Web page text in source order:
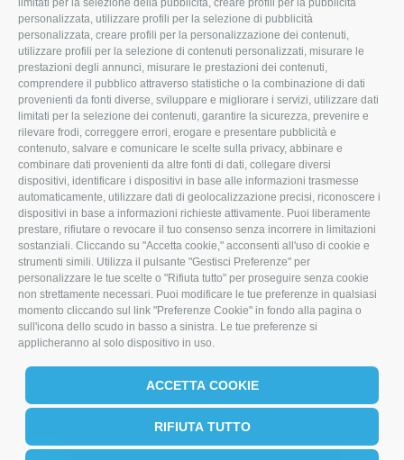
limitati per la selezione della pubblicità, creare profili per la pubblicità
personalizzata, utilizzare profili per la selezione di pubblicità
personalizzata, creare profili per la personalizzazione dei contenuti,
utilizzare profili per la selezione di contenuti personalizzati, misurare le
prestazioni degli annunci, misurare le prestazioni dei contenuti,
comprendere il pubblico attraverso statistiche o la combinazione di dati
provenienti da fonti diverse, sviluppare e migliorare i servizi, utilizzare dati
limitati per la selezione dei contenuti, garantire la sicurezza, prevenire e
rilevare frodi, correggere errori, erogare e presentare pubblicità e
contenuto, salvare e comunicare le scelte sulla privacy, abbinare e
combinare dati provenienti da altre fonti di dati, collegare diversi
dispositivi, identificare i dispositivi in base alle informazioni trasmesse
automaticamente, utilizzare dati di geolocalizzazione precisi, riconoscere i
dispositivi in base a informazioni richieste attivamente. Puoi liberamente
prestare, rifiutare o revocare il tuo consenso senza incorrere in limitazioni
sostanziali. Cliccando su "Accetta cookie," acconsenti all'uso di cookie e
strumenti simili. Utilizza il pulsante "Gestisci Preferenze" per
personalizzare le tue scelte o "Rifiuta tutto" per proseguire senza cookie
non strettamente necessari. Puoi modificare le tue preferenze in qualsiasi
momento cliccando sul link "Preferenze Cookie" in fondo alla pagina o
sull'icona dello scudo in basso a sinistra. Le tue preferenze si
applicheranno al solo dispositivo in uso.
ACCETTA COOKIE
RIFIUTA TUTTO
(+39) 345 0369943
info@imoristock.com
T
w
i
t
t
e
r
F
a
c
e
b
o
o
k
L
i
n
k
e
d
I
n